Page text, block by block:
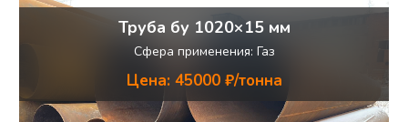
Труба бу 1020×15 мм
Сфера применения: Газ
Цена: 45000 ₽/тонна